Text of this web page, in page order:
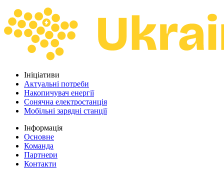
Ініціативи
Актуальні потреби
Накопичувач енергії
Сонячна електростанція
Мобільні зарядні станції
Інформація
Основне
Команда
Партнери
Контакти